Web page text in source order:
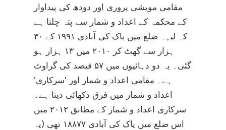
مقامی مویشی پروری اور دودھ کی پیداوار
کے محکمہ کے اعداد و شمار سے پتہ چلتا ہے
کہ لیہہ ضلع میں یاک کی آبادی ۱۹۹۱ کے ۳۰
ہزار سے گھٹ کر ۲۰۱۰ میں ۱۳ ہزار ہو
گئی۔ یہ دو دہائیوں میں ۵۷ فیصد کی گراوٹ
ہے۔ مقامی اعداد و شمار اور ’سرکاری‘
اعداد و شمار میں فرق دکھائی دیتا ہے۔
سرکاری اعداد و شمار کے مطابق ۲۰۱۲ میں
اس ضلع میں یاک کی آبادی ۱۸۸۷۷ تھی (یہ